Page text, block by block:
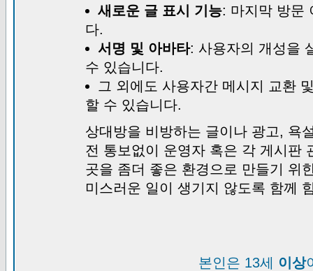
새로운 글 표시 기능: 마지막 방문
다.
서명 및 아바타: 사용자의 개성을
수 있습니다.
그 외에도 사용자간 메시지 교환
할 수 있습니다.
상대방을 비방하는 글이나 광고, 욕
전 통보없이 운영자 혹은 각 게시판
곳을 좀더 좋은 환경으로 만들기 위
미스러운 일이 생기지 않도록 함께
본인은 13세 이상